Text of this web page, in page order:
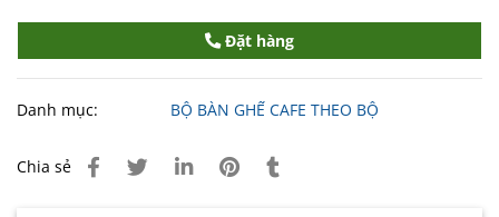
Đặt hàng
Danh mục: BỘ BÀN GHẾ CAFE THEO BỘ
Chia sẻ